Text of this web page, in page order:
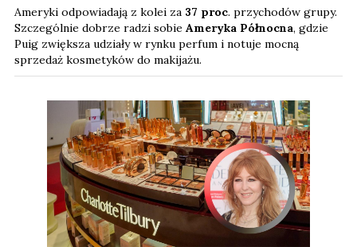
Ameryki odpowiadają z kolei za 37 proc. przychodów grupy.
Szczególnie dobrze radzi sobie Ameryka Północna, gdzie
Puig zwiększa udziały w rynku perfum i notuje mocną
sprzedaż kosmetyków do makijażu.